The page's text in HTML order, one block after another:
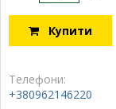
Купити
Телефони:
+380962146220